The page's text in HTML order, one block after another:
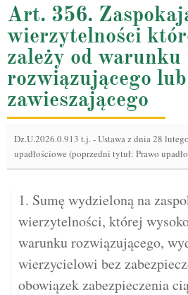
Art. 356.
wierzytelności
zależy od warunku
rozwiązującego lub
zawieszającego
Dz.U.2026.0.913 t.j.-Ustawa z dnia 28
upadłościowe (poprzedni tytuł: Prawo
1. Sumę wydzieloną na
wierzytelności, której
warunku rozwiązującego,
wierzycielowi bez
obowiązek zabezpieczenia